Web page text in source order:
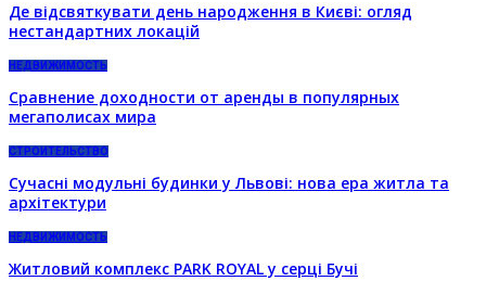
Де відсвяткувати день народження в Києві: огляд
нестандартних локацій
НЕДВИЖИМОСТЬ
Сравнение доходности от аренды в популярных
мегаполисах мира
СТРОИТЕЛЬСТВО
Сучасні модульні будинки у Львові: нова ера житла та
архітектури
НЕДВИЖИМОСТЬ
Житловий комплекс PARK ROYAL у серці Бучі